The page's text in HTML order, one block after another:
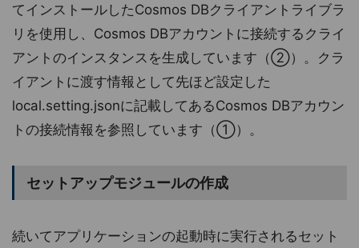
てインストールしたCosmos DBクライアントライブラ
リを使用し、Cosmos DBアカウントに接続するクライ
アントのインスタンスを生成しています（②）。クラ
イアントに渡す情報として先ほど設定した
local.setting.jsonに記載してあるCosmos DBアカウン
トの接続情報を参照しています（①）。
セットアップモジュールの作成
続いてアプリケーションの起動時に実行されるセット